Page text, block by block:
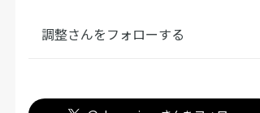
調整さんをフォローする